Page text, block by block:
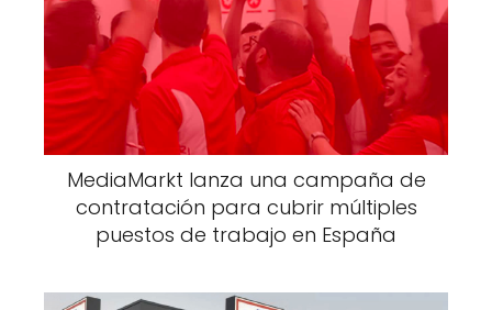
MediaMarkt lanza una campaña de
contratación para cubrir múltiples
puestos de trabajo en España